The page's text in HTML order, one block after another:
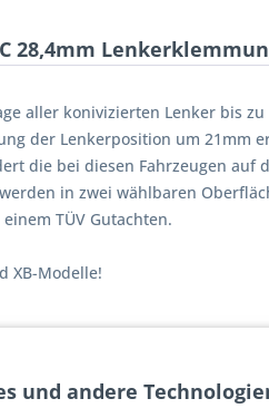
28,4mm
aller konivizierten Lenker bis
der Lenkerposition um 21mm
die bei diesen Fahrzeugen
in zwei wählbaren
TÜV Gutachten.
XB-Modelle!
28,4mm
und andere